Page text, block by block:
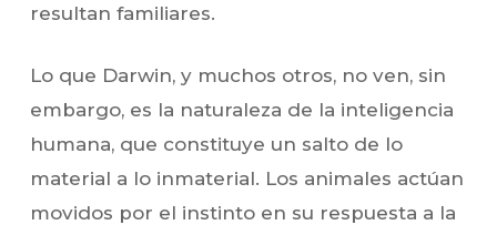
resultan familiares.
Lo que Darwin, y muchos otros, no ven, sin
embargo, es la naturaleza de la inteligencia
humana, que constituye un salto de lo
material a lo inmaterial. Los animales actúan
movidos por el instinto en su respuesta a la